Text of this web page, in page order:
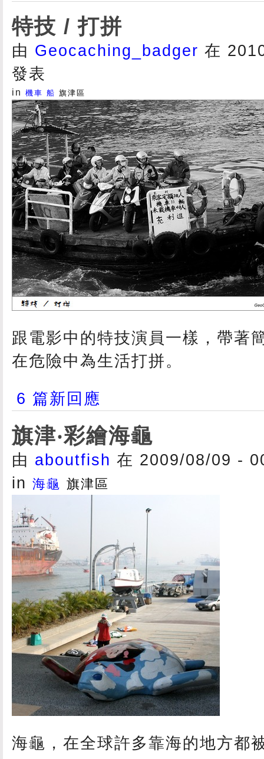
特技 / 打拼
由 Geocaching_badger 在
發表
in 機車 船 旗津區
跟電影中的特技演員一樣，帶著
在危險中為生活打拼。
6 篇新回應
旗津‧彩繪海龜
由 aboutfish 在 2009/08/09 -
in 海龜 旗津區
海龜，在全球許多靠海的地方都